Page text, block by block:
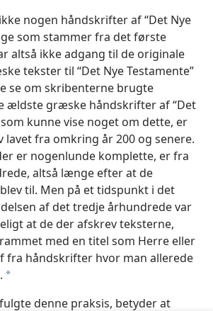
nogen håndskrifter af “Det Nye
som stammer fra det første
altså ikke adgang til de originale
tekster til “Det Nye Testamente”
se om skribenterne brugte
ældste græske håndskrifter af “Det
som kunne vise noget om dette, er
fra omkring år 200 og senere.
er nogenlunde komplette, er fra
altså længe efter at de
til. Men på et tidspunkt i det
af det tredje århundrede var
at de der afskrev teksterne,
med en titel som Herre eller
fra håndskrifter hvor man allerede
a
denne praksis, betyder at